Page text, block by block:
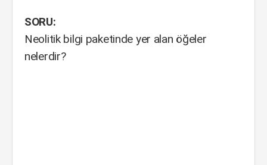
SORU:
Neolitik bilgi paketinde yer alan öğeler
nelerdir?